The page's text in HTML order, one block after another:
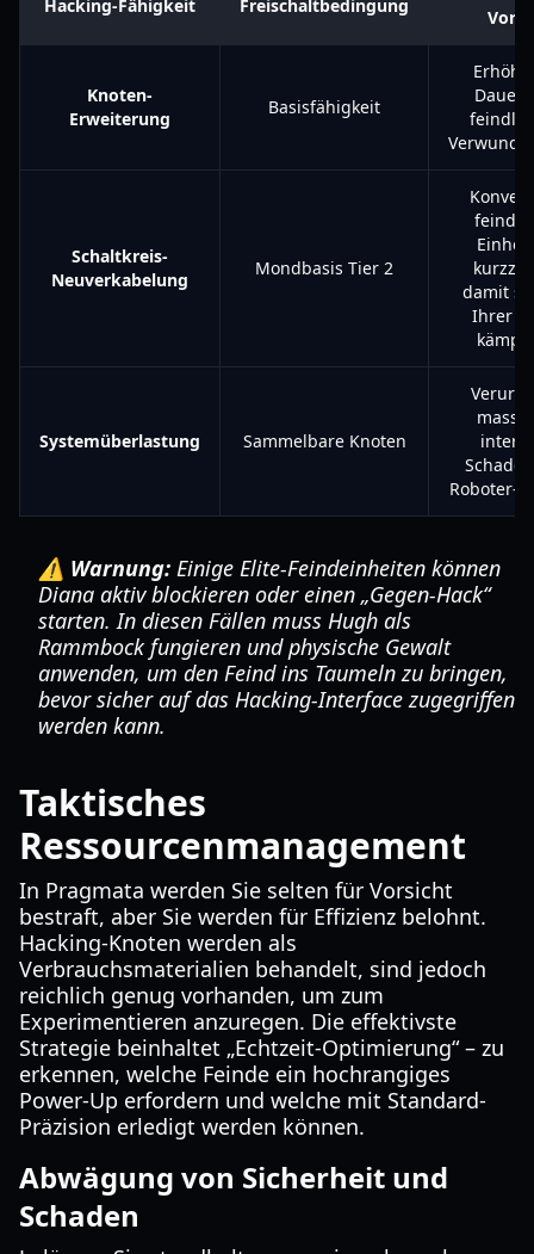
Hacking-Fähigkeit Freischaltbedingung
Knoten-
Erweiterung
Basisfähigkeit
Erhöht
Dauer
Schaltkreis-
Neuverkabelung
Mondbasis Tier 2
damit
Ihrer
Systemüberlastung Sammelbare Knoten
Roboter-
⚠️ Warnung: Einige Elite-Feindeinheiten können
Diana aktiv blockieren oder einen „Gegen-Hack“
starten. In diesen Fällen muss Hugh als
Rammbock fungieren und physische Gewalt
anwenden, um den Feind ins Taumeln zu bringen,
bevor sicher auf das Hacking-Interface zugegriffen
werden kann.
Taktisches
Ressourcenmanagement
In Pragmata werden Sie selten für Vorsicht
bestraft, aber Sie werden für Effizienz belohnt.
Hacking-Knoten werden als
Verbrauchsmaterialien behandelt, sind jedoch
reichlich genug vorhanden, um zum
Experimentieren anzuregen. Die effektivste
Strategie beinhaltet „Echtzeit-Optimierung“ – zu
erkennen, welche Feinde ein hochrangiges
Power-Up erfordern und welche mit Standard-
Präzision erledigt werden können.
Abwägung von Sicherheit und
Schaden